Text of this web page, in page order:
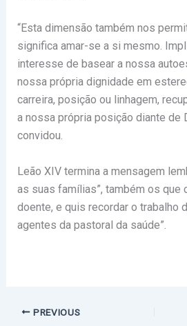
“Esta dimensão também nos
significa amar-se a si mesmo.
interesse de basear a nossa
nossa própria dignidade em
carreira, posição ou linhagem,
a nossa própria posição diante de
convidou.
Leão XIV termina a mensagem
as suas famílias”, também os que
doente, e quis recordar o trabalho
agentes da pastoral da saúde”.
PREVIOUS